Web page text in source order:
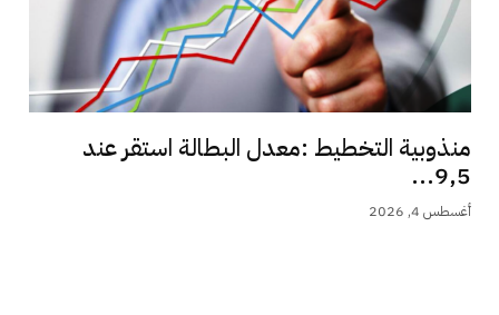
منذوبية التخطيط :معدل البطالة استقر عند
9,5...
أغسطس 4, 2026